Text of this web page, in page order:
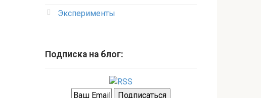
Эксперименты
Подписка на блог: